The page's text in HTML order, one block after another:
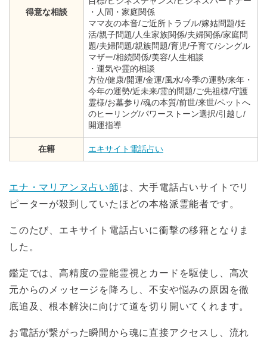
得意な相談
・人間・家庭関係
ママ友の本音/ご近所トラブル/嫁姑問題/妊
活/親子問題/人生家族関係/夫婦関係/家庭問
題/夫婦問題/親族問題/育児/子育て/シングル
マザー/相続関係/美容/人生相談
・運気や霊的相談
方位/健康/開運/金運/風水/今季の運勢/来年・
今年の運勢/近未来/霊的問題/ご先祖様/守護
霊様/お墓参り/魂の本質/前世/来世/ペットへ
のヒーリング/パワーストーン選択/引越し/
開運指導
在籍 エキサイト電話占い
エナ・マリアンヌ占い師は、大手電話占いサイトでリ
ピーターが殺到していたほどの本格派霊能者です。
このたび、エキサイト電話占いに衝撃の移籍となりま
した。
鑑定では、高精度の霊能霊視とカードを駆使し、高次
元からのメッセージを降ろし、不安や悩みの原因を徹
底追及、根本解決に向けて道を切り開いてくれます。
お電話が繋がった瞬間から魂に直接アクセスし、流れ